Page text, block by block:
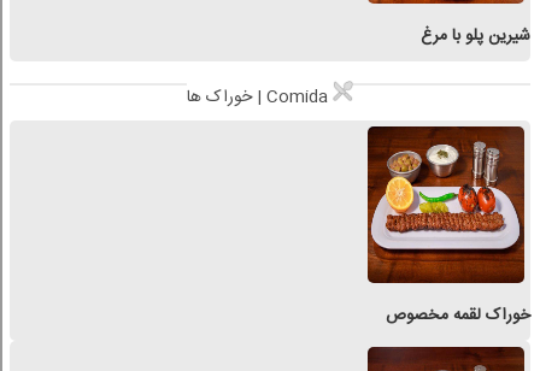
شیرین پلو با مرغ
خوراک ها | Comida
خوراک لقمه مخصوص